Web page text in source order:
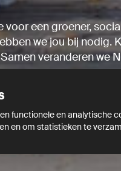
functionele en analytische
en om statistieken te
voor een groener,
we jou bij nodig.
veranderen we